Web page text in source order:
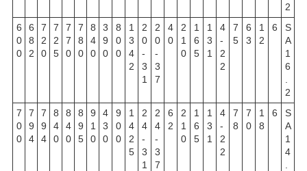
2
6
0
0
6
8
2
7
2
0
7
2
5
7
7
0
7
8
0
8
4
0
3
9
0
8
0
0
1
3
4
2
2
0
-
3
1
2
0
-
3
7
4
0
2
1
0
1
6
5
1
3
1
4
-
2
2
7
5
6
3
1
2
6
S
A
1
6
2
7
0
0
7
9
4
7
9
4
8
4
0
8
4
0
8
9
5
9
1
0
4
3
0
9
0
0
1
4
2
5
2
4
-
3
1
2
4
-
3
7
6
2
2
1
0
1
6
5
1
3
1
4
-
2
2
7
8
7
0
1
8
6
S
A
1
4